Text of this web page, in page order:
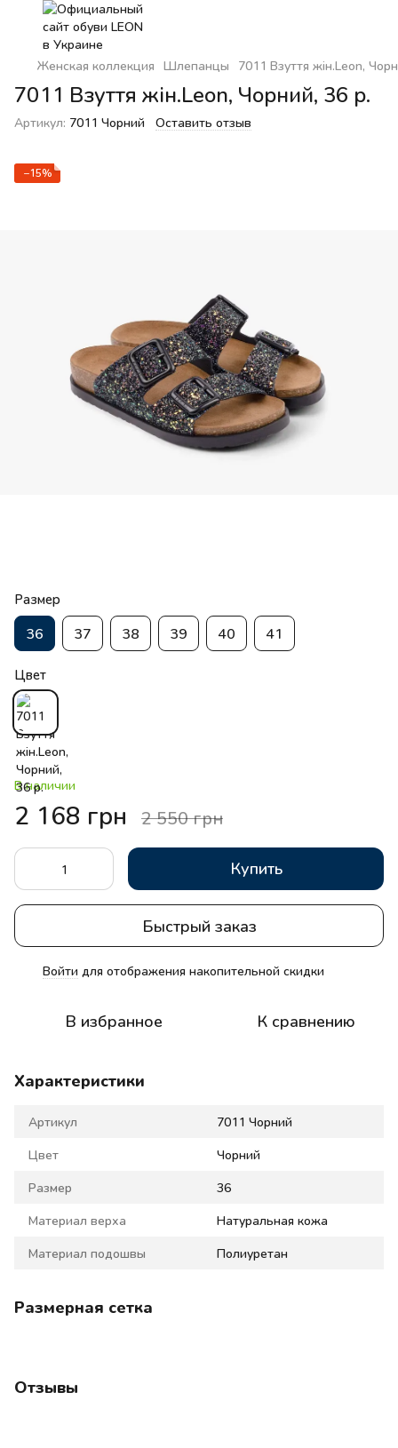
Женская коллекция Шлепанцы 7011 Взуття жін.Leon,
7011 Взуття жін.Leon, Чорний, 36 р.
Артикул: 7011 Чорний Оставить отзыв
−15%
Размер
36 37 38 39 40 41
Цвет
В наличии
2 168 грн 2 550 грн
Купить
Быстрый заказ
Войти для отображения накопительной скидки
В избранное К сравнению
Характеристики
Артикул 7011 Чорний
Цвет Чорний
Размер 36
Материал верха Натуральная кожа
Материал подошвы Полиуретан
Размерная сетка
Отзывы